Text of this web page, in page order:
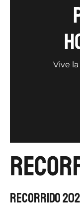
Vive
RECORRIDO